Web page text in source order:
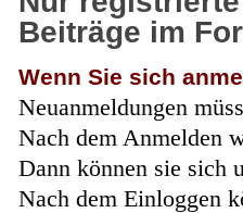
Beiträge im
Wenn Sie sich
Neuanmeldungen
Nach dem Anmelden
Dann können sie sich
Nach dem Einloggen